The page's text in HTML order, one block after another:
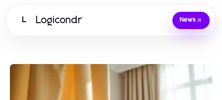
L Logicondr News